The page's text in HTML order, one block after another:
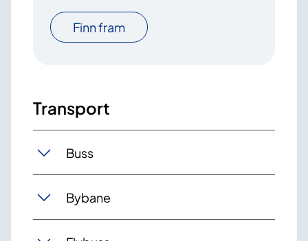
Finn fram
Transport
Buss
Bybane